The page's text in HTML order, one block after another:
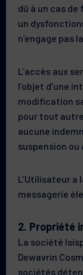
dû à un cas
un
n’engage pas
L’accès aux
l’objet d’une
modification
pour tout
aucune
suspension
L’Utilisateur
messagerie
2. Propriété
La société
Dewavrin
sociétés